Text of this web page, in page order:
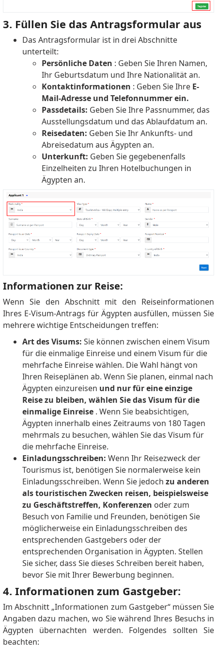
3. Füllen Sie das Antragsformular aus
Das Antragsformular ist in drei Abschnitte
unterteilt:
Persönliche Daten : Geben Sie Ihren Namen,
Ihr Geburtsdatum und Ihre Nationalität an.
Kontaktinformationen : Geben Sie Ihre E-
Mail-Adresse und Telefonnummer ein.
Passdetails: Geben Sie Ihre Passnummer, das
Ausstellungsdatum und das Ablaufdatum an.
Reisedaten: Geben Sie Ihr Ankunfts- und
Abreisedatum aus Ägypten an.
Unterkunft: Geben Sie gegebenenfalls
Einzelheiten zu Ihren Hotelbuchungen in
Ägypten an.
Informationen zur Reise:
Wenn Sie den Abschnitt mit den Reiseinformationen
Ihres E-Visum-Antrags für Ägypten ausfüllen, müssen Sie
mehrere wichtige Entscheidungen treffen:
Art des Visums: Sie können zwischen einem Visum
für die einmalige Einreise und einem Visum für die
mehrfache Einreise wählen. Die Wahl hängt von
Ihren Reiseplänen ab. Wenn Sie planen, einmal nach
Ägypten einzureisen und nur für eine einzige
Reise zu bleiben, wählen Sie das Visum für die
einmalige Einreise. Wenn Sie beabsichtigen,
Ägypten innerhalb eines Zeitraums von 180 Tagen
mehrmals zu besuchen, wählen Sie das Visum für
die mehrfache Einreise.
Einladungsschreiben: Wenn Ihr Reisezweck der
Tourismus ist, benötigen Sie normalerweise kein
Einladungsschreiben. Wenn Sie jedoch zu anderen
als touristischen Zwecken reisen, beispielsweise
zu Geschäftstreffen, Konferenzen oder zum
Besuch von Familie und Freunden, benötigen Sie
möglicherweise ein Einladungsschreiben des
entsprechenden Gastgebers oder der
entsprechenden Organisation in Ägypten. Stellen
Sie sicher, dass Sie dieses Schreiben bereit haben,
bevor Sie mit Ihrer Bewerbung beginnen.
4. Informationen zum Gastgeber:
Im Abschnitt „Informationen zum Gastgeber“ müssen Sie
Angaben dazu machen, wo Sie während Ihres Besuchs in
Ägypten übernachten werden. Folgendes sollten Sie
beachten: